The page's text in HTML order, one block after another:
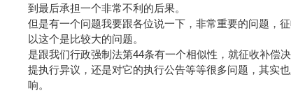
到最后承担一个非常不利的后果。
但是有一个问题我要跟各位说一下，非常重要的问题，
以这个是比较大的问题。
是跟我们行政强制法第44条有一个相似性，就征收补偿
提执行异议，还是对它的执行公告等等很多问题，其实
响。